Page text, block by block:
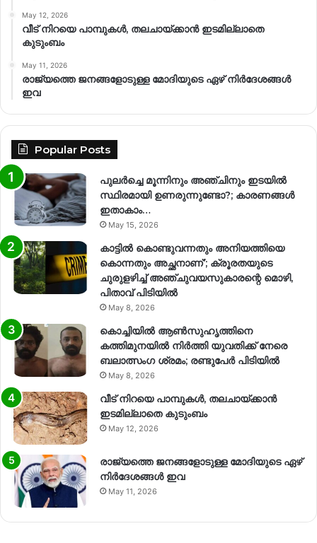
May 12, 2026
വീട് നിറയെ പാമ്പുകൾ, തലചായ്ക്കാൻ ഇടമില്ലാതെ
കുടുംബം
May 11, 2026
രാജ്യത്തെ ജനങ്ങളോടുള്ള മോദിയുടെ ഏഴ് നിര്‍ദേശങ്ങള്‍
ഇവ
Popular Posts
പുലർച്ചെ മൂന്നിനും അഞ്ചിനും ഇടയിൽ
സ്ഥിരമായി ഉണരുന്നുണ്ടോ?; കാരണങ്ങള്‍
ഇതാകാം…
May 15, 2026
കാട്ടിൽ കൊണ്ടുവന്നതും അനിയത്തിയെ
കൊന്നതും അച്ഛനാണ്’; ക്രൂരതയുടെ
ചുരുളഴിച്ച് അഞ്ചുവയസുകാരന്റെ മൊഴി,
പിതാവ് പിടിയിൽ
May 8, 2026
കൊച്ചിയിൽ ആൺസുഹൃത്തിനെ
കത്തിമുനയിൽ നിർത്തി യുവതിക്ക് നേരെ
ബലാത്സംഗ​ ശ്രമം; രണ്ടുപേർ പിടിയിൽ
May 8, 2026
വീട് നിറയെ പാമ്പുകൾ, തലചായ്ക്കാൻ
ഇടമില്ലാതെ കുടുംബം
May 12, 2026
രാജ്യത്തെ ജനങ്ങളോടുള്ള മോദിയുടെ ഏഴ്
നിര്‍ദേശങ്ങള്‍ ഇവ
May 11, 2026